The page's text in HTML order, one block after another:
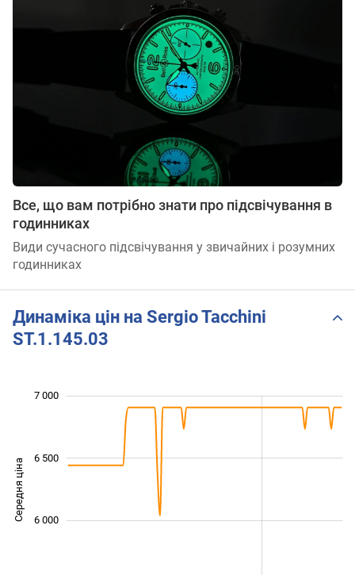
Все, що вам потрібно знати про підсвічування в
годинниках
Види сучасного підсвічування у звичайних і розумних
годинниках
Динаміка цін на Sergio Tacchini
ST.1.145.03
Середня ціна 6 000
7 000
6 500